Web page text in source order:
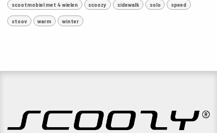
scootmobiel met 4 wielen scoozy sidewalk solo speed
stoov warm winter